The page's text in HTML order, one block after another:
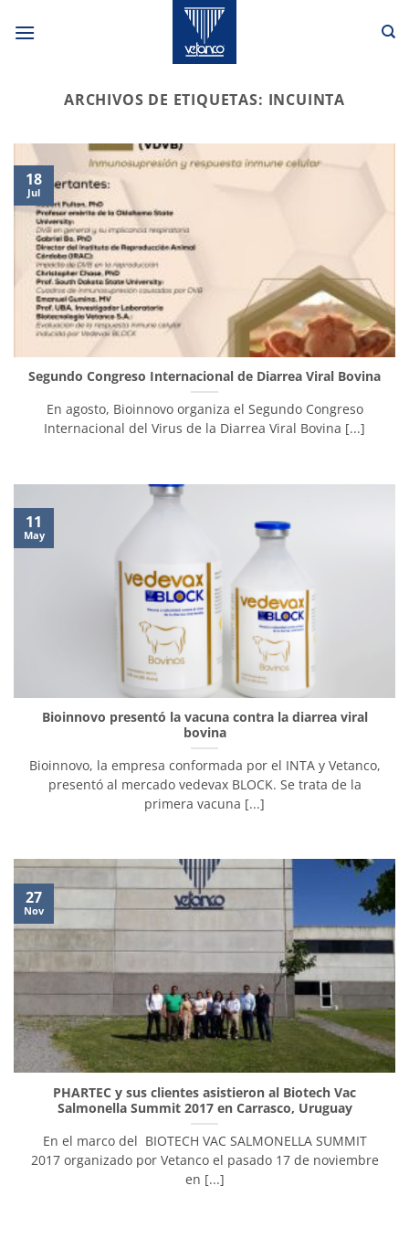
ARCHIVOS DE ETIQUETAS: INCUINTA
Segundo Congreso Internacional de Diarrea Viral Bovina
En agosto, Bioinnovo organiza el Segundo Congreso
Internacional del Virus de la Diarrea Viral Bovina [...]
18
Jul
Bioinnovo presentó la vacuna contra la diarrea viral
bovina
Bioinnovo, la empresa conformada por el INTA y Vetanco,
presentó al mercado vedevax BLOCK. Se trata de la
primera vacuna [...]
11
May
PHARTEC y sus clientes asistieron al Biotech Vac
Salmonella Summit 2017 en Carrasco, Uruguay
En el marco del BIOTECH VAC SALMONELLA SUMMIT
2017 organizado por Vetanco el pasado 17 de noviembre
en [...]
27
Nov